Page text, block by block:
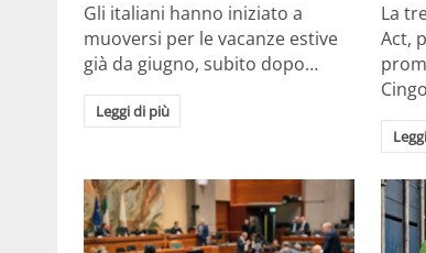
Gli italiani hanno iniziato a
muoversi per le vacanze estive
già da giugno, subito dopo…
Leggi di più
La
Act,